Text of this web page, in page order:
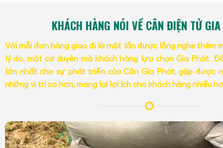
KHÁCH HÀNG NÓI VỀ CÂN ĐIỆN TỬ
Với mỗi đơn hàng giao đi là một lần được lắng nghe thêm
lý do, một cơ duyên mà khách hàng lựa chọn Gia Phát.
lớn nhất cho sự phát triển của Cân Gia Phát, gặp được
những vị trí xa hơn, mang lại lợi ích cho khách hàng nhiều